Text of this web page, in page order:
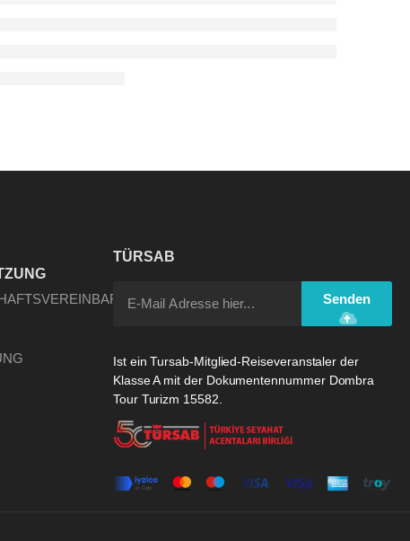
TÜRSAB
Senden
Ist ein Tursab-Mitglied-Reiseveranstaler der
Klasse A mit der Dokumentennummer Dombra
Tour Turizm 15582.